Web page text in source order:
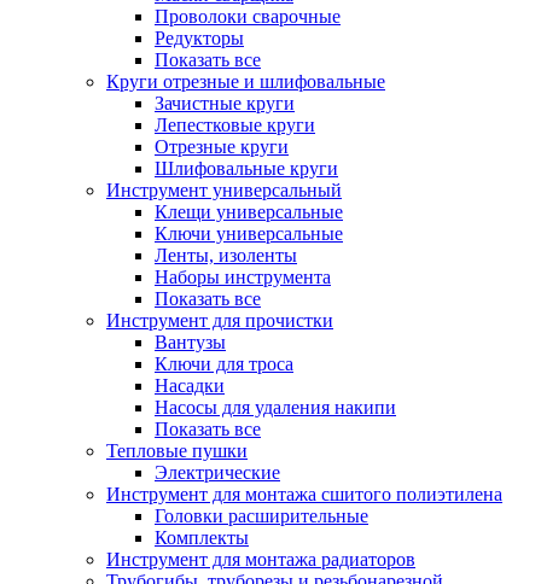
Проволоки сварочные
Редукторы
Показать все
Круги отрезные и шлифовальные
Зачистные круги
Лепестковые круги
Отрезные круги
Шлифовальные круги
Инструмент универсальный
Клещи универсальные
Ключи универсальные
Ленты, изоленты
Наборы инструмента
Показать все
Инструмент для прочистки
Вантузы
Ключи для троса
Насадки
Насосы для удаления накипи
Показать все
Тепловые пушки
Электрические
Инструмент для монтажа сшитого полиэтилена
Головки расширительные
Комплекты
Инструмент для монтажа радиаторов